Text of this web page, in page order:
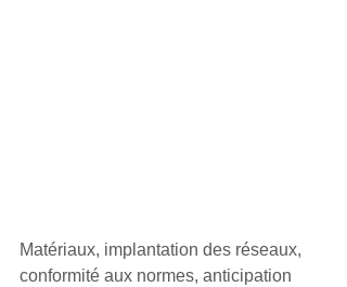
Matériaux, implantation des réseaux,
conformité aux normes, anticipation